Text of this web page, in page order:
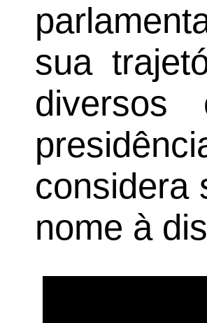
sua
diversos
considera
nome à